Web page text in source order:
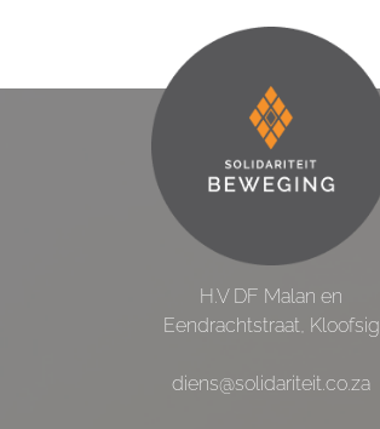
H.V DF Malan en
Eendrachtstraat, Kloofsig
diens@solidariteit.co.za